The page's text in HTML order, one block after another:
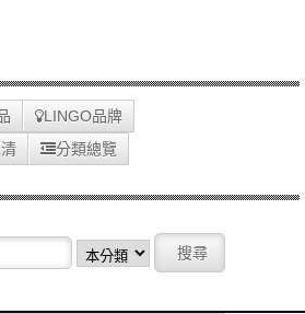
LINGO品牌
分類總覽